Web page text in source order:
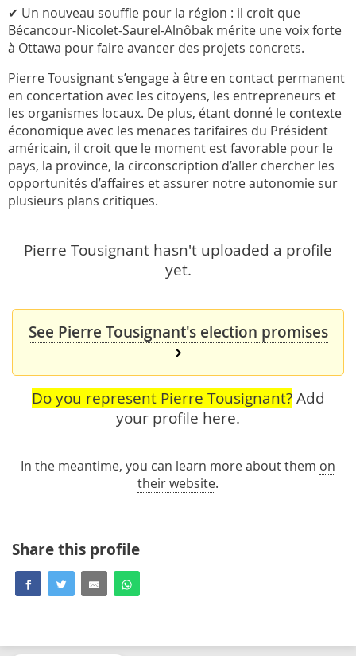
✔ Un nouveau souffle pour la région : il croit que
Bécancour-Nicolet-Saurel-Alnôbak mérite une voix forte
à Ottawa pour faire avancer des projets concrets.
Pierre Tousignant s’engage à être en contact permanent
en concertation avec les citoyens, les entrepreneurs et
les organismes locaux. De plus, étant donné le contexte
économique avec les menaces tarifaires du Président
américain, il croit que le moment est favorable pour le
pays, la province, la circonscription d’aller chercher les
opportunités d’affaires et assurer notre autonomie sur
plusieurs plans critiques.
Pierre Tousignant hasn't uploaded a profile
yet.
See Pierre Tousignant's election promises
Do you represent Pierre Tousignant? Add
your profile here.
In the meantime, you can learn more about them on
their website.
Share this profile